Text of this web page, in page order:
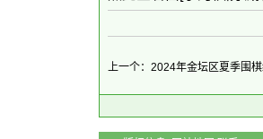
上一个：2024年金坛区夏季围